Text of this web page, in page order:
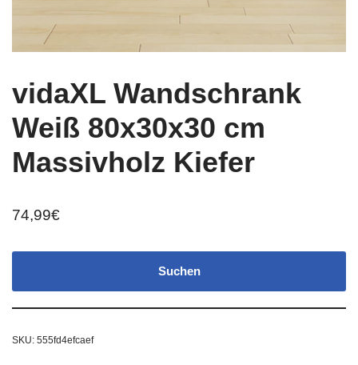
vidaXL Wandschrank
Weiß 80x30x30 cm
Massivholz Kiefer
74,99€
Suchen
SKU: 555fd4efcaef